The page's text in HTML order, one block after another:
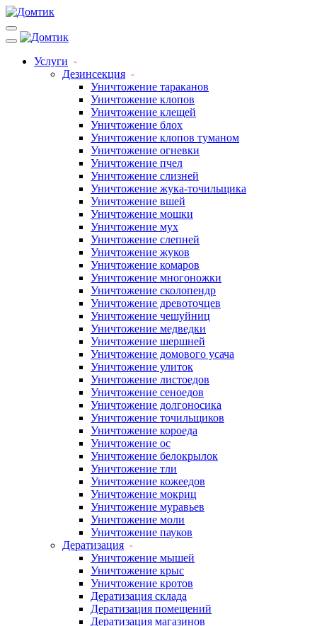
Услуги
Дезинсекция
Уничтожение тараканов
Уничтожение клопов
Уничтожение клещей
Уничтожение блох
Уничтожение клопов туманом
Уничтожение огневки
Уничтожение пчел
Уничтожение слизней
Уничтожение жука-точильщика
Уничтожение вшей
Уничтожение мошки
Уничтожение мух
Уничтожение слепней
Уничтожение жуков
Уничтожение комаров
Уничтожение многоножки
Уничтожение сколопендр
Уничтожение древоточцев
Уничтожение чешуйниц
Уничтожение медведки
Уничтожение шершней
Уничтожение домового усача
Уничтожение улиток
Уничтожение листоедов
Уничтожение сеноедов
Уничтожение долгоносика
Уничтожение точильщиков
Уничтожение короеда
Уничтожение ос
Уничтожение белокрылок
Уничтожение тли
Уничтожение кожеедов
Уничтожение мокриц
Уничтожение муравьев
Уничтожение моли
Уничтожение пауков
Дератизация
Уничтожение мышей
Уничтожение крыс
Уничтожение кротов
Дератизация склада
Дератизация помещений
Дератизация магазинов